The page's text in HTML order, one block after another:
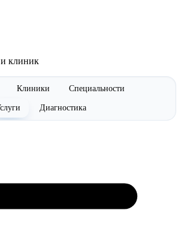
клиник
Клиники Специальности
Диагностика